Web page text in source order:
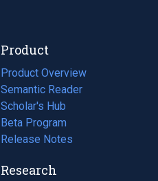
Product
Product Overview
Semantic Reader
Scholar's Hub
Beta Program
Release Notes
Research